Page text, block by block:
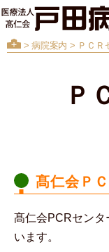
>病院案内 > ＰＣＲ
Ｐ
髙仁会Ｐ
髙仁会PCRセンタ
います。